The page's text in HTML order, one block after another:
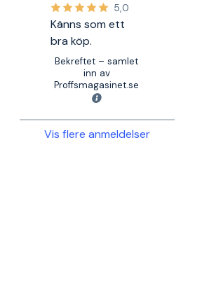
5,0
Känns som ett
bra köp.
Bekreftet – samlet
inn av
Proffsmagasinet.se
Vis flere anmeldelser